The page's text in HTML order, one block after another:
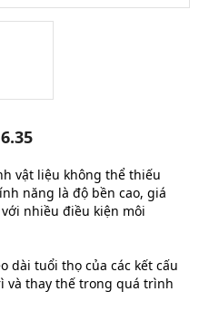
vật liệu không thể thiếu
năng là độ bền cao, giá
nhiều điều kiện môi
dài tuổi thọ của các kết cấu
và thay thế trong quá trình